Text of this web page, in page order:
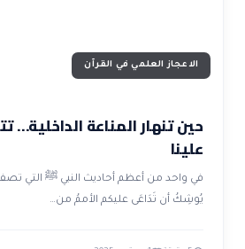
الاعجاز العلمي في القرآن
حين تنهار المناعة الداخلية…
علينا
في واحد من أعظم أحاديث النبي ﷺ التي تصف
يُوشِكُ أن تَدَاعَى عليكم الأممُ من…